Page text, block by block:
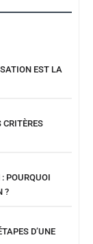
EST LA
CRITÈRES
POURQUOI
?
D’UNE